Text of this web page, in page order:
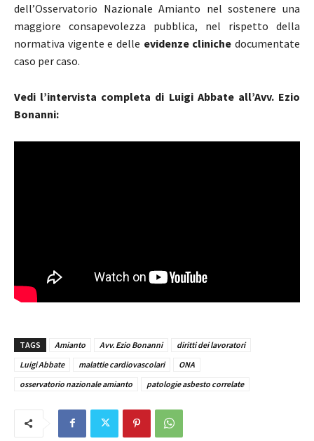
dell’Osservatorio Nazionale Amianto nel sostenere una
maggiore consapevolezza pubblica, nel rispetto della
normativa vigente e delle evidenze cliniche documentate
caso per caso.
Vedi l’intervista completa di Luigi Abbate all’Avv. Ezio
Bonanni:
TAGS Amianto Avv. Ezio Bonanni
diritti dei lavoratori
Luigi Abbate
malattie cardiovascolari
ONA
osservatorio nazionale amianto
patologie asbesto correlate